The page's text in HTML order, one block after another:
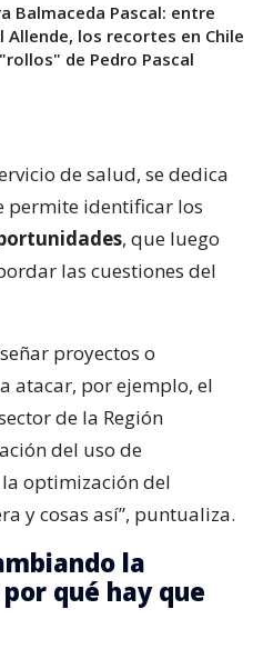
Balmaceda Pascal: entre
Allende, los recortes en Chile
de Pedro Pascal
de salud, se dedica
permite identificar los
, que luego
las cuestiones del
proyectos o
atacar, por ejemplo, el
de la Región
del uso de
optimización del
y cosas así”, puntualiza.
la
qué hay que